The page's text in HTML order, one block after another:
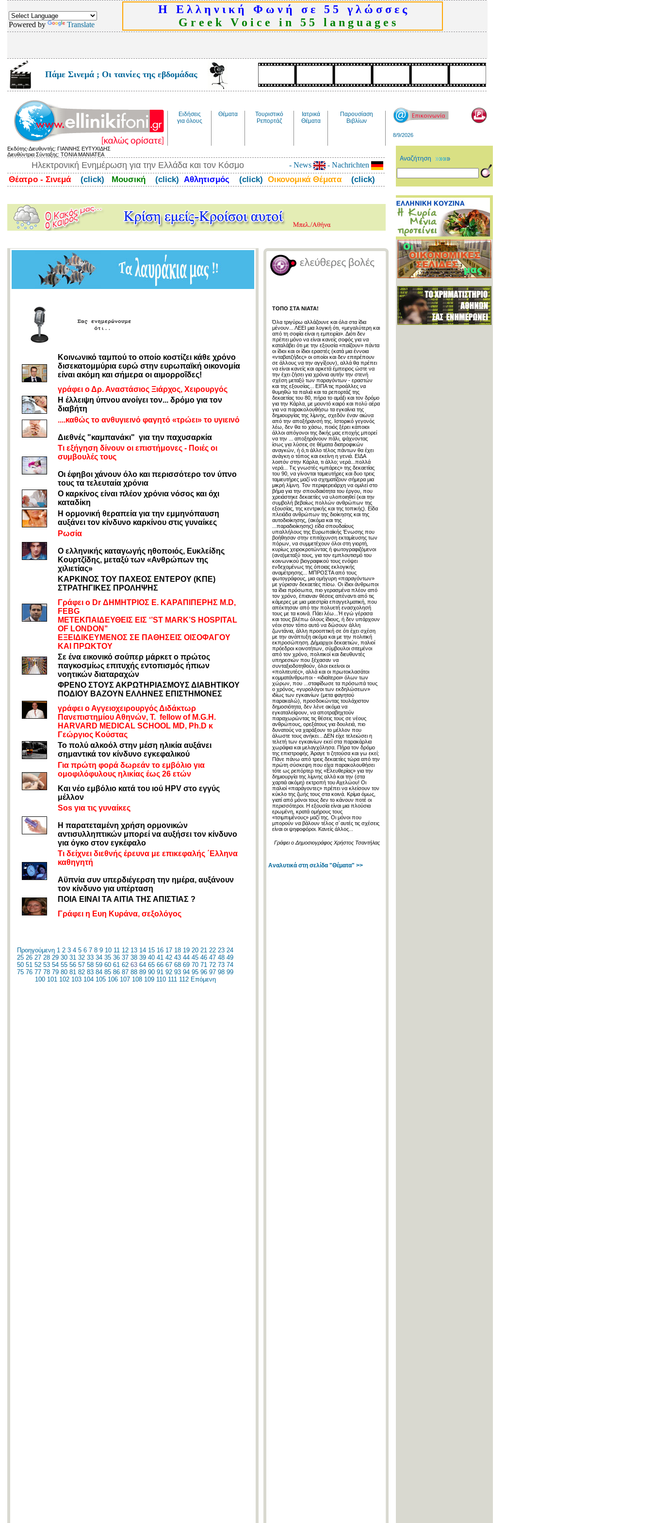
Powered by Translate
Η Ε λ λ η ν ι κ ή Φ ω ν ή σ ε 5 5 γ λ ώ σ σ ε ς
G r e e k V o i c e i n 5 5 l a n g u a g e s
Πάμε Σινεμά ; Οι ταινίες της εβδομάδας
Ειδήσεις
για όλους
Θέματα
Τουριστικό
Ρεπορτάζ
Ιατρικά
Θέματα
Παρουσίαση
Βιβλίων
8/9/2026
Εκδότης-Διευθυντής: ΓΙΑΝΝΗΣ ΕΥΤΥΧΙΔΗΣ
Διευθύντρια Σύνταξης: ΤΟΝΙΑ ΜΑΝΙΑΤΕΑ
Ηλεκτρονική Ενημέρωση για την Ελλάδα και τον Κόσμο - News - Nachrichten
Θέατρο - Σινεμά (click) Μουσική (click) Αθλητισμός (click) Οικονομικά Θέματα (click)
Κοινωνικό ταμπού το οποίο κοστίζει κάθε χρόνο
δισεκατομμύρια ευρώ στην ευρωπαϊκή οικονομία
είναι ακόμη και σήμερα οι αιμορροΐδες!
γράφει ο Δρ. Αναστάσιος Ξιάρχος, Χειρουργός
Η έλλειψη ύπνου ανοίγει τον... δρόμο για τον
διαβήτη
....καθώς το ανθυγιεινό φαγητό «τρώει» το υγιεινό
Διεθνές "καμπανάκι" για την παχυσαρκία
Τι εξήγηση δίνουν οι επιστήμονες - Ποιές οι
συμβουλές τους
Οι έφηβοι χάνουν όλο και περισσότερο τον ύπνο
τους τα τελευταία χρόνια
Ο καρκίνος είναι πλέον χρόνια νόσος και όχι
καταδίκη
Η ορμονική θεραπεία για την εμμηνόπαυση
αυξάνει τον κίνδυνο καρκίνου στις γυναίκες
Ρωσία
Ο ελληνικής καταγωγής ηθοποιός, Ευκλείδης
Κουρτζίδης, μεταξύ των «Ανθρώπων της
χιλιετίας»
ΚΑΡΚΙΝΟΣ ΤΟΥ ΠΑΧΕΟΣ ΕΝΤΕΡΟΥ (ΚΠΕ)
ΣΤΡΑΤΗΓΙΚΕΣ ΠΡΟΛΗΨΗΣ
Γράφει ο Dr ΔΗΜΗΤΡΙΟΣ Ε. ΚΑΡΑΠΙΠΕΡΗΣ M.D,
FEBG
ΜΕΤΕΚΠΑΙΔΕΥΘΕΙΣ ΕΙΣ ‘’ST MARK’S HOSPITAL
OF LONDON’’
ΕΞΕΙΔΙΚΕΥΜΕΝΟΣ ΣΕ ΠΑΘΗΣΕΙΣ ΟΙΣΟΦΑΓΟΥ
ΚΑΙ ΠΡΩΚΤΟΥ
Σε ένα εικονικό σούπερ μάρκετ ο πρώτος
παγκοσμίως επιτυχής εντοπισμός ήπιων
νοητικών διαταραχών
ΦΡΕΝΟ ΣΤΟΥΣ ΑΚΡΩΤΗΡΙΑΣΜΟΥΣ ΔΙΑΒΗΤΙΚΟΥ
ΠΟΔΙΟΥ ΒΑΖΟΥΝ ΕΛΛΗΝΕΣ ΕΠΙΣΤΗΜΟΝΕΣ
γράφει ο Αγγειοχειρουργός Διδάκτωρ
Πανεπιστημίου Αθηνών, T. fellow of M.G.H.
HARVARD MEDICAL SCHOOL MD, Ph.D κ
Γεώργιος Κούστας
Το πολύ αλκοόλ στην μέση ηλικία αυξάνει
σημαντικά τον κίνδυνο εγκεφαλικού
Για πρώτη φορά δωρεάν το εμβόλιο για
ομοφιλόφυλους ηλικίας έως 26 ετών
Και νέο εμβόλιο κατά του ıού ΗPV στο εγγύς
μέλλον
Sos για τις γυναίκες
Η παρατεταμένη χρήση ορμονικών
αντισυλληπτικών μπορεί να αυξήσει τον κίνδυνο
για όγκο στον εγκέφαλο
Τι δείχνει διεθνής έρευνα με επικεφαλής ΄Ελληνα
καθηγητή
Αϋπνία συν υπερδιέγερση την ημέρα, αυξάνουν
τον κίνδυνο για υπέρταση
ΠΟΙΑ ΕΙΝΑΙ ΤΑ ΑΙΤΙΑ ΤΗΣ ΑΠΙΣΤΙΑΣ ?
Γράφει η Ευη Κυράνα, σεξολόγος
Προηγούμενη 1 2 3 4 5 6 7 8 9 10 11 12 13 14 15 16 17 18 19 20 21 22 23 24
25 26 27 28 29 30 31 32 33 34 35 36 37 38 39 40 41 42 43 44 45 46 47 48 49
50 51 52 53 54 55 56 57 58 59 60 61 62 63 64 65 66 67 68 69 70 71 72 73 74
75 76 77 78 79 80 81 82 83 84 85 86 87 88 89 90 91 92 93 94 95 96 97 98 99
100 101 102 103 104 105 106 107 108 109 110 111 112 Επόμενη
ΤΟΠΟ ΣΤΑ ΝΙΑΤΑ!
Όλα τριγύρω αλλάζουνε και όλα στα ίδια
μένουν... ΛΕΕΙ μια λογική ότι, «μεγαλύτερη και
από τη σοφία είναι η εμπειρία». Διότι δεν
πρέπει μόνο να είναι κανείς σοφός για να
καταλάβει ότι με την εξουσία «παίζουν» πάντα
οι ίδιοι και οι ίδιοι εραστές (κατά μια έννοια
«νταβατζήδες» οι οποίοι και δεν επιτρέπουν
σε άλλους να την αγγίξουν), αλλά θα πρέπει
να είναι κανείς και αρκετά έμπειρος ώστε να
την έχει ζήσει για χρόνια αυτήν την στενή
σχέση μεταξύ των παραγόντων - εραστών
και της εξουσίας... ΕΙΠΑ τις προάλλες να
θυμηθώ τα παλιά και τα ρεπορτάζ της
δεκαετίας του 80, πήρα το αμάξι και τον δρόμο
για την Κάρλα, με μουντό καιρό και πολύ αέρα
για να παρακολουθήσω τα εγκαίνια της
δημιουργίας της λίμνης, σχεδόν έναν αιώνα
από την αποξήρανσή της. Ιστορικό γεγονός
λέω, δεν θα το χάσω, ποιός ξέρει κάποιοι
άλλοι απόγονοι της δικής μας εποχής μπορεί
να την ... αποξηράνουν πάλι, ψάχνοντας
ίσως για λύσεις σε θέματα διατροφικών
αναγκών, ή ό,τι άλλο τέλος πάντων θα έχει
ανάγκη ο τόπος και εκείνη η γενιά. ΕΙΔΑ
λοιπόν στην Κάρλα, τι άλλο; νερά...πολλά
νερά... Τις γνωστές «μπάρες» της δεκαετίας
του 90, να γίνονται ταμιευτήρες και δυο τρεις
ταμιευτήρες μαζί να σχηματίζουν σήμερα μια
μικρή λίμνη. Τον περιφερειάρχη να ομιλεί στο
βήμα για την σπουδαιότητα του έργου, που
χρειάστηκε δεκαετίες να υλοποιηθεί (και την
συμβολή βεβαίως πολλών ανθρώπων της
εξουσίας, της κεντρικής και της τοπικής). Είδα
πλειάδα ανθρώπων της διοίκησης και της
αυτοδιοίκησης, (ακόμα και της
...παραδιοίκησης) είδα σπουδαίους
υπαλλήλους της Ευρωπαϊκής Ένωσης που
βοήθησαν στην επιτάχυνση εκταμίευσης των
πόρων, να συμμετέχουν όλοι στη γιορτή,
κυρίως χειροκροτώντας ή φωτογραφιζόμενοι
(ανα)μεταξύ τους, για τον εμπλουτισμό του
κοινωνικού βιογραφικού τους ενόψει
ενδεχομένως της όποιας εκλογικής
αναμέτρησης... ΜΠΡΟΣΤΑ από τους
φωτογράφους, μια ομήγυρη «παραγόντων»
με γύρισαν δεκαετίες πίσω. Οι ίδιοι άνθρωποι
τα ίδια πρόσωπα, πιο γερασμένα πλέον από
τον χρόνο, έπιαναν θέσεις απέναντι από τις
κάμερες με μια μαεστρία επαγγελματική, που
απέκτησαν από την πολυετή ενασχολησή
τους με τα κοινά. Πάει λέω...Ή εγώ γέρασα
και τους βλέπω όλους ίδιους, ή δεν υπάρχουν
νέοι στον τόπο αυτό να δώσουν άλλη
ζωντάνια, άλλη προοπτική σε ότι έχει σχέση
με την ανάπτυξη ακόμα και με την πολιτική
εκπροσώπηση. Δήμαρχοι δεκαετιών, παλιοί
πρόεδροι κοινοτήτων, σύμβουλοι σιτεμένοι
από τον χρόνο, πολιτικοί και διευθυντές
υπηρεσιών που ξέχασαν να
συνταξιοδοτηθούν, όλοι εκείνοι οι
«πολιτευτές», αλλά και οι πρωτοκλασάτοι
κομματάνθρωποι - «ιδιαίτεροι» όλων των
χώρων, που ...σταφίδωσε τα πρόσωπά τους
ο χρόνος, «γυρολόγοι των εκδηλώσεων»
ιδίως των εγκαινίων (μετα φαγητού
παρακαλώ), προσδοκώντας τουλάχιστον
δημοσιότητα, δεν λένε ακόμα να
εγκαταλείψουν, να αποτραβηχτούν
παραχωρώντας τις θέσεις τους σε νέους
ανθρώπους, ορεξάτους για δουλειά, πιο
δυνατούς να χαράξουν το μέλλον που
άλωστε τους ανήκει... ΔΕΝ είχε τελειώσει η
τελετή των εγκαινίων εκεί στα παρακάρλια
χωράφια και μελαγχόλησα. Πήρα τον δρόμο
της επιστροφής. Άραγε τι ζητούσα και γω εκεί;
Πάνε πάνω από τρεις δεκαετίες τώρα από την
πρώτη σύσκεψη που είχα παρακολουθήσει
τότε ως ρεπόρτερ της «Ελευθερίας» για την
δημιουργία της λίμνης αλλά και την (στα
χαρτιά ακόμη) εκτροπή του Αχελώου! Οι
παλιοί «παράγοντες» πρέπει να κλείσουν τον
κύκλο της ζωής τους στα κοινά. Κρίμα όμως,
γιατί από μόνοι τους δεν το κάνουν ποτέ οι
περισσότεροι. Η εξουσία είναι μια πλούσια
ερωμένη, κρατά ομήρους τους
«τσιμπιμένους» μαζί της. Οι μόνοι που
μπορούν να βάλουν τέλος σ´αυτές τις σχέσεις
είναι οι ψηφοφόροι. Κανείς άλλος...
Γράφει ο Δημοσιογράφος Χρήστος Τσαντήλας
Αναλυτικά στη σελίδα "Θέματα" >>